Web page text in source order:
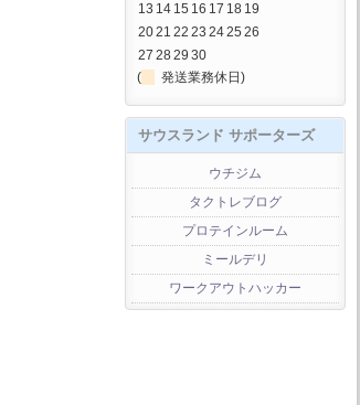
13 14 15 16 17 18 19
2021 22 23 2425 26
27 2829 30
(
発送業務休日)
サウスランド サポーターズ
ウチジム
タクトレブログ
プロテインルーム
ミールデリ
ワークアウトハッカー